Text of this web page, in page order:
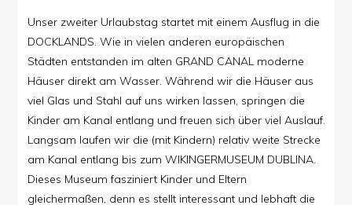
Unser zweiter Urlaubstag startet mit einem Ausflug in die
DOCKLANDS. Wie in vielen anderen europäischen
Städten entstanden im alten GRAND CANAL moderne
Häuser direkt am Wasser. Während wir die Häuser aus
viel Glas und Stahl auf uns wirken lassen, springen die
Kinder am Kanal entlang und freuen sich über viel Auslauf.
Langsam laufen wir die (mit Kindern) relativ weite Strecke
am Kanal entlang bis zum WIKINGERMUSEUM DUBLINA.
Dieses Museum fasziniert Kinder und Eltern
gleichermaßen, denn es stellt interessant und lebhaft die